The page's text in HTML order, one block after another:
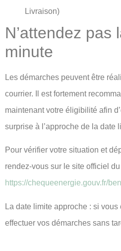
Livraison)
N’attendez pas
minute
Les démarches peuvent être
courrier. Il est fortement
maintenant votre éligibilité afin
surprise à l’approche de la date
Pour vérifier votre situation et
rendez-vous sur le site officiel
https://chequeenergie.gouv.fr/
La date limite approche : si
effectuer vos démarches sans